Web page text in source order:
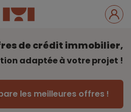
de crédit immobilier,
adaptée à votre projet !
les meilleures offres !